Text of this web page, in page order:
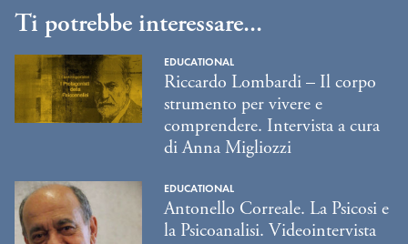
Ti potrebbe interessare...
EDUCATIONAL
Riccardo Lombardi – Il corpo
strumento per vivere e
comprendere. Intervista a cura
di Anna Migliozzi
EDUCATIONAL
Antonello Correale. La Psicosi e
la Psicoanalisi. Videointervista